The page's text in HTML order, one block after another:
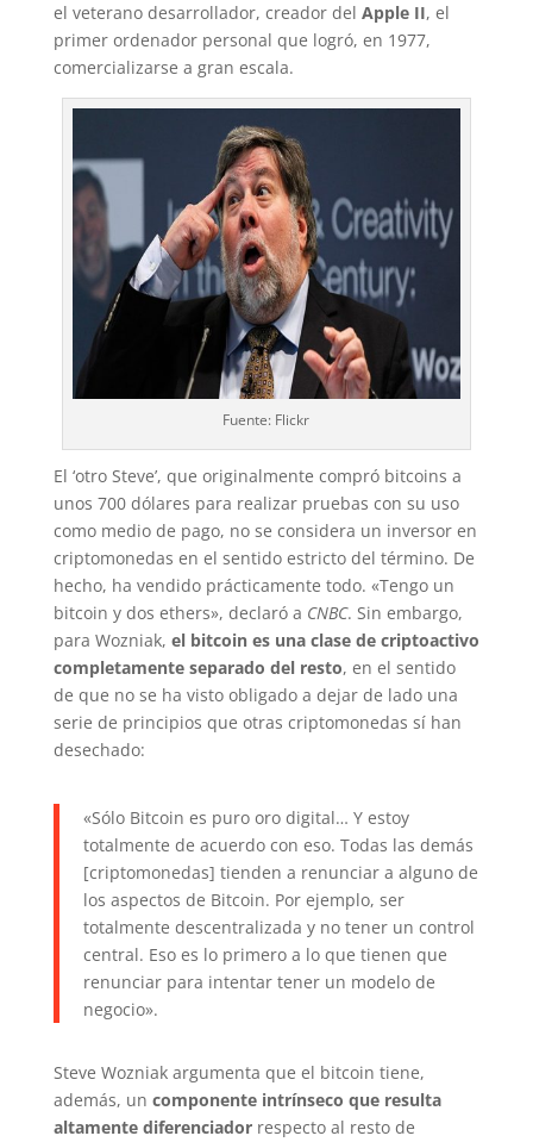
el veterano desarrollador, creador del Apple II, el
primer ordenador personal que logró, en 1977,
comercializarse a gran escala.
Fuente: Flickr
El ‘otro Steve’, que originalmente compró bitcoins a
unos 700 dólares para realizar pruebas con su uso
como medio de pago, no se considera un inversor en
criptomonedas en el sentido estricto del término. De
hecho, ha vendido prácticamente todo. «Tengo un
bitcoin y dos ethers», declaró a CNBC. Sin embargo,
para Wozniak, el bitcoin es una clase de criptoactivo
completamente separado del resto, en el sentido
de que no se ha visto obligado a dejar de lado una
serie de principios que otras criptomonedas sí han
desechado:
«Sólo Bitcoin es puro oro digital… Y estoy
totalmente de acuerdo con eso. Todas las demás
[criptomonedas] tienden a renunciar a alguno de
los aspectos de Bitcoin. Por ejemplo, ser
totalmente descentralizada y no tener un control
central. Eso es lo primero a lo que tienen que
renunciar para intentar tener un modelo de
negocio».
Steve Wozniak argumenta que el bitcoin tiene,
además, un componente intrínseco que resulta
altamente diferenciadorrespecto al resto de